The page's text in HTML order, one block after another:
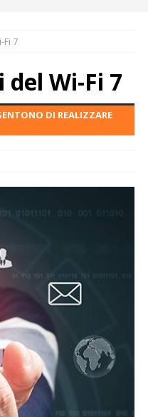
7
Wi-Fi 7
DI REALIZZARE